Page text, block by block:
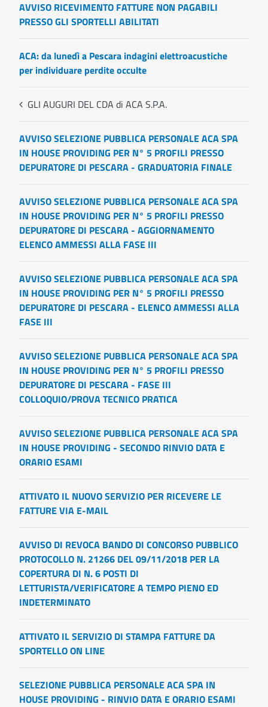
AVVISO RICEVIMENTO FATTURE NON PAGABILI
PRESSO GLI SPORTELLI ABILITATI
ACA: da lunedì a Pescara indagini elettroacustiche
per individuare perdite occulte
GLI AUGURI DEL CDA di ACA S.P.A.
AVVISO SELEZIONE PUBBLICA PERSONALE ACA SPA
IN HOUSE PROVIDING PER N° 5 PROFILI PRESSO
DEPURATORE DI PESCARA - GRADUATORIA FINALE
AVVISO SELEZIONE PUBBLICA PERSONALE ACA SPA
IN HOUSE PROVIDING PER N° 5 PROFILI PRESSO
DEPURATORE DI PESCARA - AGGIORNAMENTO
ELENCO AMMESSI ALLA FASE III
AVVISO SELEZIONE PUBBLICA PERSONALE ACA SPA
IN HOUSE PROVIDING PER N° 5 PROFILI PRESSO
DEPURATORE DI PESCARA - ELENCO AMMESSI ALLA
FASE III
AVVISO SELEZIONE PUBBLICA PERSONALE ACA SPA
IN HOUSE PROVIDING PER N° 5 PROFILI PRESSO
DEPURATORE DI PESCARA - FASE III
COLLOQUIO/PROVA TECNICO PRATICA
AVVISO SELEZIONE PUBBLICA PERSONALE ACA SPA
IN HOUSE PROVIDING - SECONDO RINVIO DATA E
ORARIO ESAMI
ATTIVATO IL NUOVO SERVIZIO PER RICEVERE LE
FATTURE VIA E-MAIL
AVVISO DI REVOCA BANDO DI CONCORSO PUBBLICO
PROTOCOLLO N. 21266 DEL 09/11/2018 PER LA
COPERTURA DI N. 6 POSTI DI
LETTURISTA/VERIFICATORE A TEMPO PIENO ED
INDETERMINATO
ATTIVATO IL SERVIZIO DI STAMPA FATTURE DA
SPORTELLO ON LINE
SELEZIONE PUBBLICA PERSONALE ACA SPA IN
HOUSE PROVIDING - RINVIO DATA E ORARIO ESAMI